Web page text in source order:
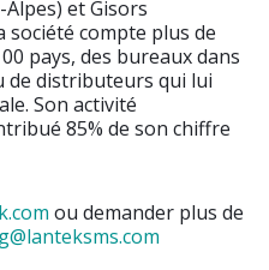
et Gisors
société compte plus de
pays, des bureaux dans
de distributeurs qui lui
Son activité
85% de son chiffre
ou demander plus de